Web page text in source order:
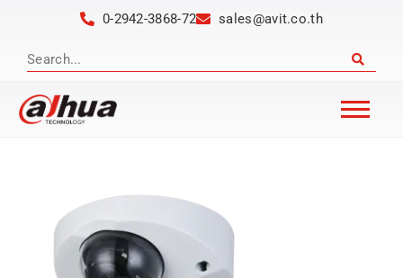
0-2942-3868-72 sales@avit.co.th